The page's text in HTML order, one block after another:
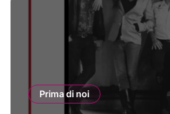
Prima di noi